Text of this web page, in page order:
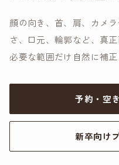
顔の向き、首、肩、カメ
さ、口元、輪郭など、真
必要な範囲だけ自然に補正
予約・空
新卒向け